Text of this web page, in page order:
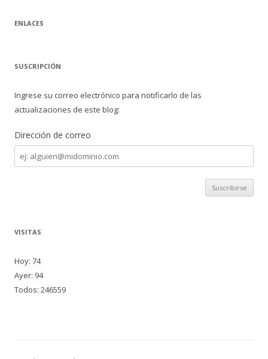
ENLACES
SUSCRIPCIÓN
Ingrese su correo electrónico para notificarlo de las
actualizaciones de este blog:
Dirección de correo
Dirección
de
correo
VISITAS
Hoy: 74
Ayer: 94
Todos: 246559